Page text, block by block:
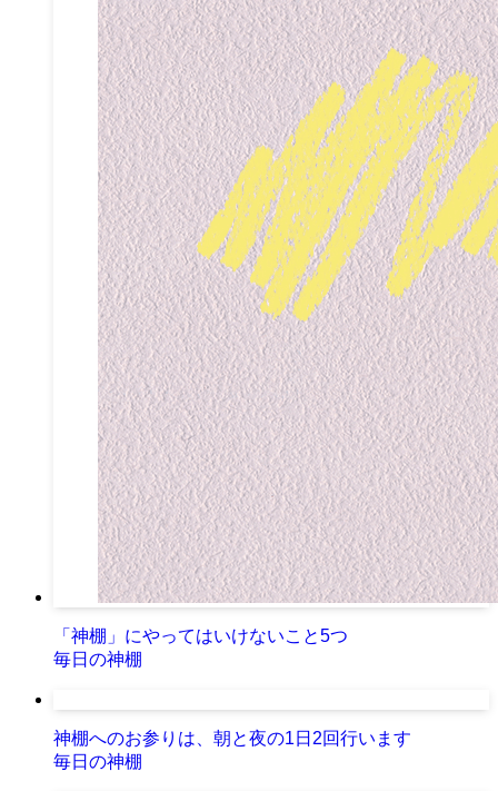
「神棚」にやってはいけないこと5つ
毎日の神棚
神棚へのお参りは、朝と夜の1日2回行います
毎日の神棚